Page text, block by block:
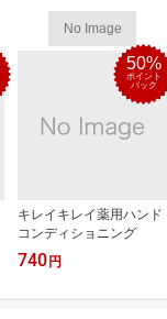
No Image
50%
ポイント
バック
キレイキレイ薬用ハンド
コンディショニング
740 円